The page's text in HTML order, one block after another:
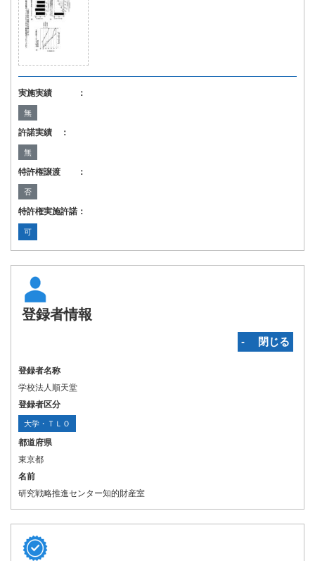
実施実績 ：
無
許諾実績 ：
無
特許権譲渡 ：
否
特許権実施許諾：
可
登録者情報
‐ 閉じる
登録者名称
学校法人順天堂
登録者区分
大学・ＴＬＯ
都道府県
東京都
名前
研究戦略推進センター知的財産室